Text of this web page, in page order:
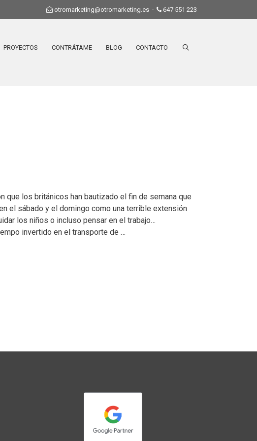
otromarketing@otromarketing.es · 647 551 223
PROYECTOS CONTRÁTAME BLOG CONTACTO
que los británicos han bautizado el fin de semana que
el sábado y el domingo como una terrible extensión
los niños o incluso pensar en el trabajo…
invertido en el transporte de …